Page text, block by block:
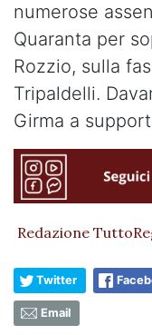
numerose
Quaranta per
Rozzio, sulla
Tripaldelli.
Girma a
Redazione
Twitter
Email